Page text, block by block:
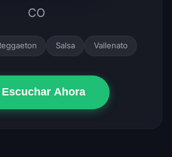
CO
Salsa Vallenato
Escuchar Ahora